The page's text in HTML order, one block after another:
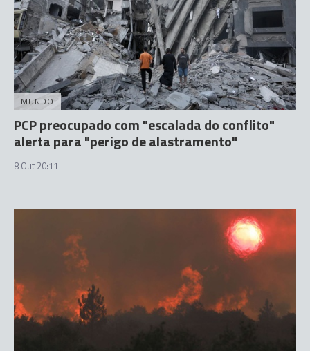
MUNDO
PCP preocupado com "escalada do conflito"
alerta para "perigo de alastramento"
8 Out 20:11